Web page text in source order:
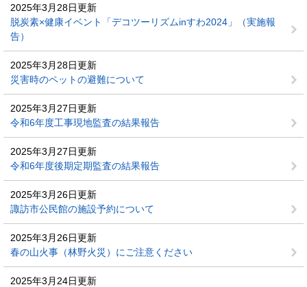
2025年3月28日更新
脱炭素×健康イベント「デコツーリズムinすわ2024」（実施報
告）
2025年3月28日更新
災害時のペットの避難について
2025年3月27日更新
令和6年度工事現地監査の結果報告
2025年3月27日更新
令和6年度後期定期監査の結果報告
2025年3月26日更新
諏訪市公民館の施設予約について
2025年3月26日更新
春の山火事（林野火災）にご注意ください
2025年3月24日更新